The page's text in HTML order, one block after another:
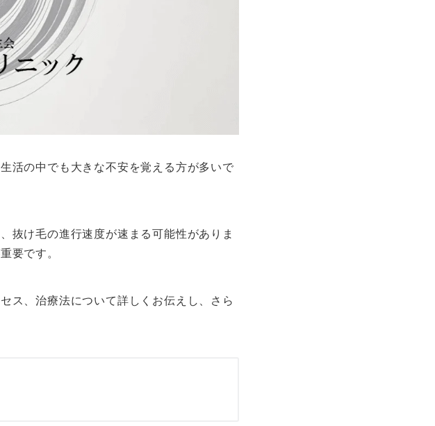
活の中でも大きな不安を覚える方が多いで
抜け毛の進行速度が速まる可能性がありま
要です。
ス、治療法について詳しくお伝えし、さら